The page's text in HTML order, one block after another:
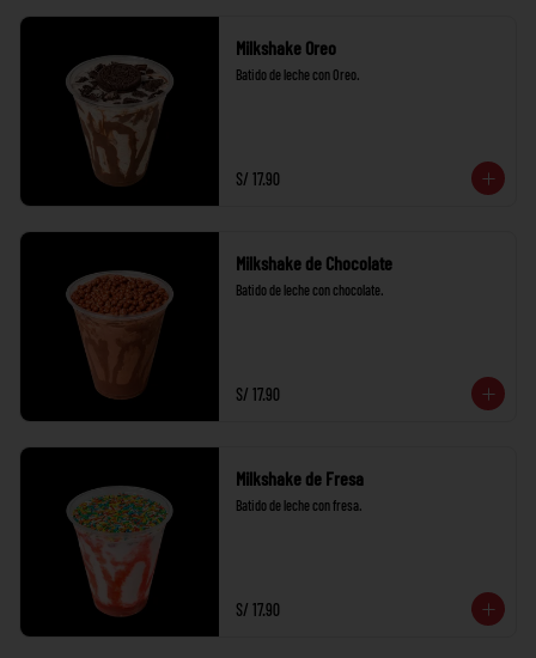
Milkshake Oreo
Batido de leche con Oreo.
S/ 17.90
Milkshake de Chocolate
Batido de leche con chocolate.
S/ 17.90
Milkshake de Fresa
Batido de leche con fresa.
S/ 17.90